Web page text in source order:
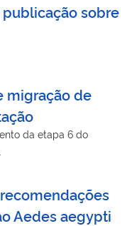
sobre
migração de
da etapa 6 do
Aedes aegypti